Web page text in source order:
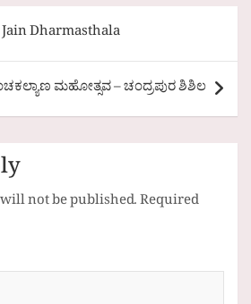
Dharmasthala
ಮಹೋತ್ಸವ – ಚಂದ್ರಪುರ ಶಿಶಿಲ
not be published.Required